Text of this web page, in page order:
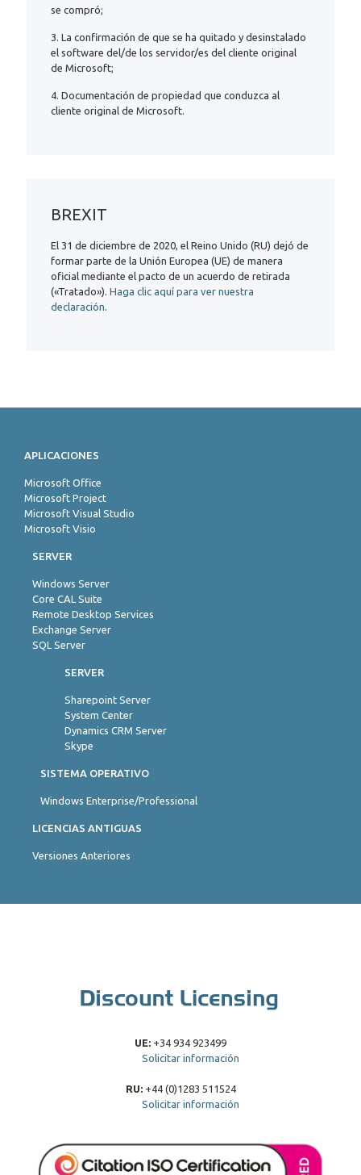
se compró;
3. La confirmación de que se ha quitado y desinstalado
el software del/de los servidor/es del cliente original
de Microsoft;
4. Documentación de propiedad que conduzca al
cliente original de Microsoft.
BREXIT
El 31 de diciembre de 2020, el Reino Unido (RU) dejó de
formar parte de la Unión Europea (UE) de manera
oficial mediante el pacto de un acuerdo de retirada
(«Tratado»). Haga clic aquí para ver nuestra
declaración.
APLICACIONES
Microsoft Office
Microsoft Project
Microsoft Visual Studio
Microsoft Visio
SERVER
Windows Server
Core CAL Suite
Remote Desktop Services
Exchange Server
SQL Server
SERVER
Sharepoint Server
System Center
Dynamics CRM Server
Skype
SISTEMA OPERATIVO
Windows Enterprise/Professional
LICENCIAS ANTIGUAS
Versiones Anteriores
UE: +34 934 923499
Solicitar información
RU:+44 (0)1283 511524
Solicitar información